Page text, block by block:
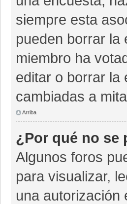
siempre esta
pueden borrar la
miembro ha
editar o borrar la
cambiadas a
Arriba
¿Por qué no se
Algunos foros
para visualizar,
una autorización